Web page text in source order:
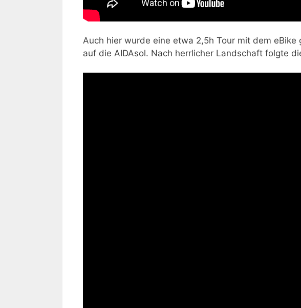
Auch hier wurde eine etwa 2,5h Tour mit dem
auf die AIDAsol. Nach herrlicher Landschaft folgte